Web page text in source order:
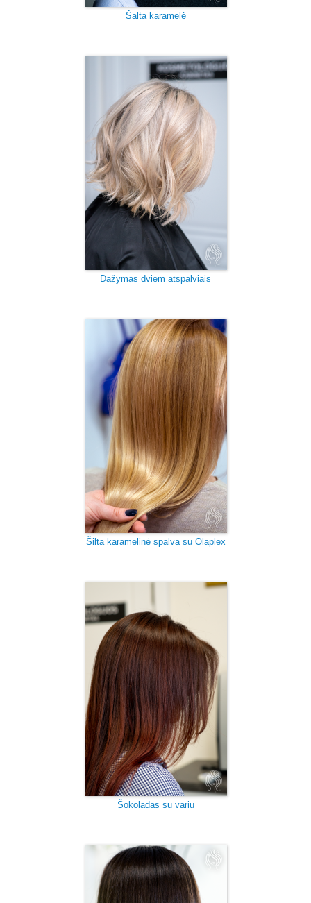
Šalta karamelė
Dažymas dviem atspalviais
Šilta karamelinė spalva su Olaplex
Šokoladas su variu